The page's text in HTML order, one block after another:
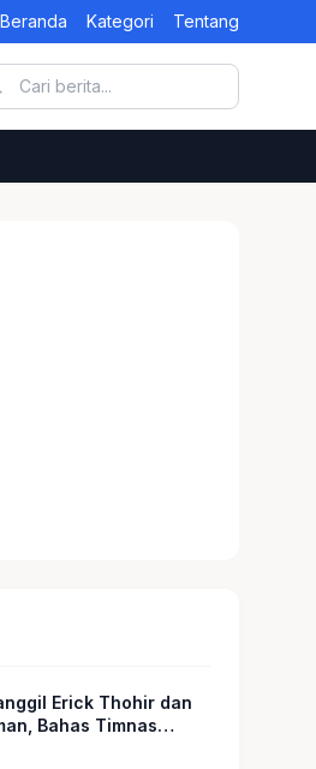
Beranda Kategori Tentang
Erick Thohir dan
Bahas Timnas